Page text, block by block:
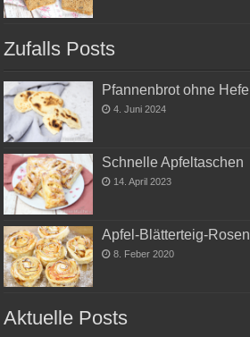
Zufalls Posts
Pfannenbrot ohne Hefe
4. Juni 2024
Schnelle Apfeltaschen
14. April 2023
Apfel-Blätterteig-Rosen
8. Feber 2020
Aktuelle Posts